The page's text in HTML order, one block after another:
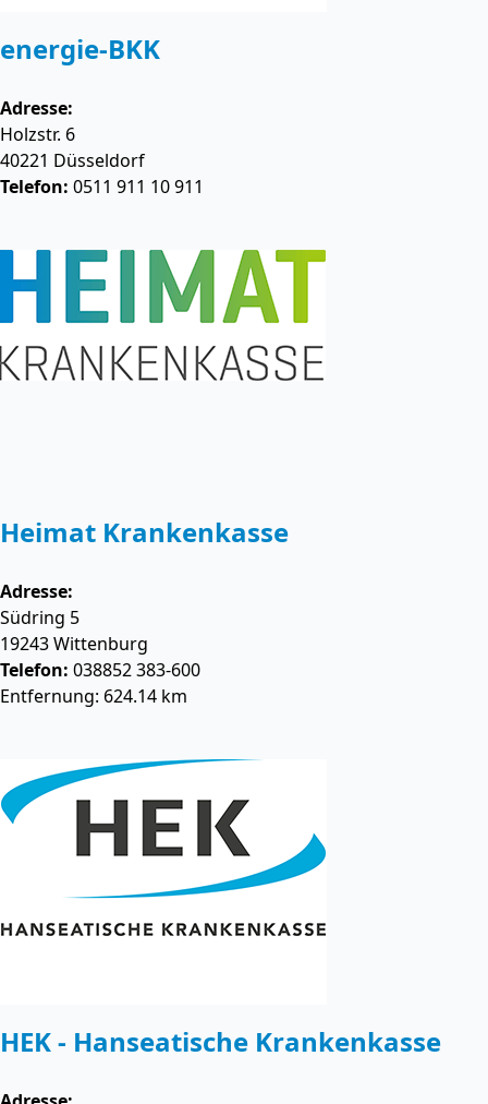
energie-BKK
Adresse:
Holzstr. 6
40221 Düsseldorf
Telefon: 0511 911 10 911
Heimat Krankenkasse
Adresse:
Südring 5
19243Wittenburg
Telefon: 038852 383-600
Entfernung: 624.14 km
HEK - Hanseatische Krankenkasse